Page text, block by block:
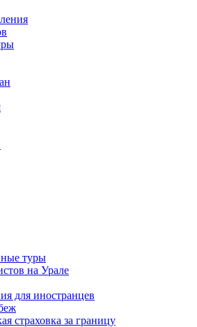
туры
на Урале
для иностранцев
страховка за границу